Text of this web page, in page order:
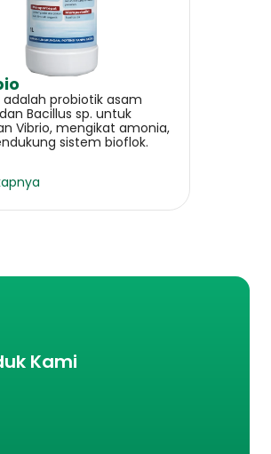
adalah probiotik asam
Bacillus sp. untuk
Vibrio, mengikat amonia,
sistem bioflok.​
Kami